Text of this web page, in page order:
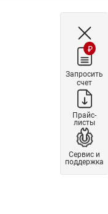
₽
Запросить
счет
Прайс-
листы
Сервис и
поддержка